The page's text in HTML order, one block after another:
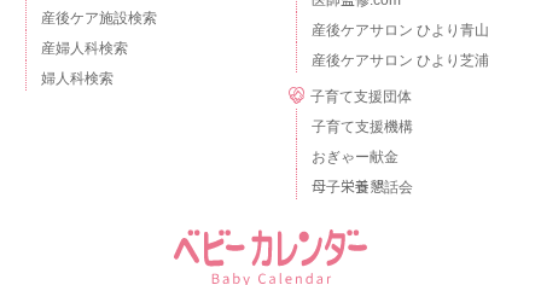
産後ケア施設検索
産婦人科検索
婦人科検索
産後ケアサロン ひより青山
産後ケアサロン ひより芝浦
子育て支援団体
子育て支援機構
おぎゃー献金
母子栄養懇話会